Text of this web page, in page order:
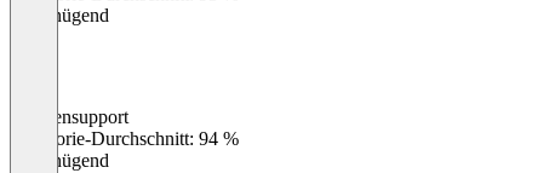
Ungenügend
Kundensupport
Kategorie-Durchschnitt: 94 %
Ungenügend